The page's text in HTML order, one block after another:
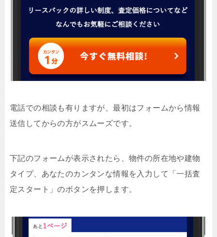
電話での相談も有りますが、最初はフォームから情報
送信してからの方がスムーズです。
下記のフォームが表示されたら、物件の所在地や建物
タイプ、あなたのカンタンな情報を入力して「一括査
定スタート」のボタンを押します。